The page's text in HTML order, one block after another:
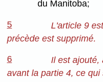
du Manitoba;
5
L'article 9
précède est supprimé.
6
Il est ajouté,
avant la partie 4, ce qui